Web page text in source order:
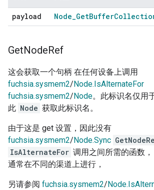
payload Node_GetBuffer
GetNodeRef
这会获取一个句柄 在任何设备上调用
fuchsia.sysmem2/ Node.IsAlternateFor
fuchsia.sysmem2/ Node。此标识名仅用
此 Node 获取此标识名。
由于这是 get 设置，因此没有
fuchsia.sysmem2/ Node.Sync
IsAlternateFor 调用之间所需的函数
通常在不同的渠道上进行，
另请参阅 fuchsia.sysmem2/